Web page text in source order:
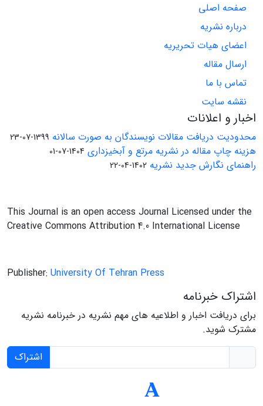
صفحه اصلی
درباره نشریه
اعضای هیات تحریریه
ارسال مقاله
تماس با ما
نقشه سایت
اخبار و اعلانات
محدودیت دریافت مقالات نویسندگان به صورت سالانه 1399-07-23
هزینه چاپ مقاله در نشریه مرتع و آبخیزداری 1404-07-01
راهنمای نگارش جدید نشریه 1402-04-22
This Journal is an open access Journal Licensed under the
Creative Commons Attribution 4.0 International License
Publisher: University Of Tehran Press
اشتراک خبرنامه
برای دریافت اخبار و اطلاعیه های مهم نشریه در خبرنامه نشریه
مشترک شوید.
اشتراک